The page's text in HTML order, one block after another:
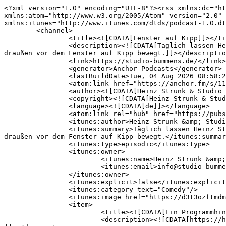
<?xml version="1.0" encoding="UTF-8"?><rss xmlns:dc="http://purl.org/dc/elements/1.1/" xmlns:content="http://purl.org/rss/1.0/modules/content/" xmlns:atom="http://www.w3.org/2005/Atom" version="2.0" xmlns:anchor="https://anchor.fm/xmlns" xmlns:podcast="https://podcastindex.org/namespace/1.0" xmlns:itunes="http://www.itunes.com/dtds/podcast-1.0.dtd" xmlns:psc="http://podlove.org/simple-chapters">
	<channel>
		<title><![CDATA[Fenster auf Kipp]]></title>
		<description><![CDATA[Täglich lassen Heinz Strunk und Heinzer uns teilhaben an ihren Gedanken zum Leben, der Arbeit und allem, was sie an der Welt da draußen vor dem Fenster auf Kipp bewegt.]]></description>
		<link>https://studio-bummens.de/</link>
		<generator>Anchor Podcasts</generator>
		<lastBuildDate>Tue, 04 Aug 2026 08:58:24 GMT</lastBuildDate>
		<atom:link href="https://anchor.fm/s/115323758/podcast/rss" rel="self" type="application/rss+xml"/>
		<author><![CDATA[Heinz Strunk & Studio Bummens]]></author>
		<copyright><![CDATA[Heinz Strunk & Studio Bummens]]></copyright>
		<language><![CDATA[de]]></language>
		<atom:link rel="hub" href="https://pubsubhubbub.appspot.com/"/>
		<itunes:author>Heinz Strunk &amp; Studio Bummens</itunes:author>
		<itunes:summary>Täglich lassen Heinz Strunk und Heinzer uns teilhaben an ihren Gedanken zum Leben, der Arbeit und allem, was sie an der Welt da draußen vor dem Fenster auf Kipp bewegt.</itunes:summary>
		<itunes:type>episodic</itunes:type>
		<itunes:owner>
			<itunes:name>Heinz Strunk &amp; Studio Bummens</itunes:name>
			<itunes:email>info@studio-bummens.de</itunes:email>
		</itunes:owner>
		<itunes:explicit>false</itunes:explicit>
		<itunes:category text="Comedy"/>
		<itunes:image href="https://d3t3ozftmdmh3i.cloudfront.net/staging/podcast_uploaded_nologo/46405798/df56a631e8d4f11a.jpg"/>
		<item>
			<title><![CDATA[Ein Programmhinweis von Heinz Strunk]]></title>
			<description><![CDATA[https://heinzstrunk.de/#tourdates
]]></description>
			<link>https://podcasters.spotify.com/pod/show/mb-bummens2/episodes/Ein-Programmhinweis-von-Heinz-Strunk-e3md948</link>
			<guid isPermaLink="false">add10b1ce0f140affa283e8989b2b643</guid>
			<dc:creator><![CDATA[Heinz Strunk & Studio Bummens]]></dc:creator>
			<pubDate>Thu, 24 Feb 2022 09:58:34 GMT</pubDate>
			<enclosure url="https://anchor.fm/s/115323758/podcast/play/123167304/https%3A%2F%2Fd3ctxlq1ktw2nl.cloudfront.net%2Fstaging%2F2026-6-22%2F428408868-44100-2-0db4895837e88fc9.mp3" length="5324124" type="audio/mpeg"/>
			<itunes:summary>https://heinzstrunk.de/#tourdates
</itunes:summary>
			<itunes:explicit>false</itunes:explicit>
			<itunes:duration>00:05:34</itunes:duration>
			<itunes:image href="https://d3t3ozftmdmh3i.cloudfront.net/staging/podcast_uploaded_episode/46405798/9504d334389f8376.jpg"/>
		</item>
		<item>
			<title><![CDATA[Der letzte Tanz]]></title>
			<description><![CDATA[Fenster auf Kipp sagt Tschüss. Es ist aus. Aus und vorbei. Heinz und Heinzer verabschieden sich und könnten trauriger nicht sein. Dose ist abgesprungen und ohne Dose kein Podcast. Fenster auf Kipp wird für immer in unseren Herzen bleiben. Auf bald! Euer Heinz, euer Heinzer.
]]></description>
			<link>https://podcasters.spotify.com/pod/show/mb-bummens2/episodes/Der-letzte-Tanz-e3md96u</link>
			<guid isPermaLink="false">b06a7ba159e4bd823f37a27ef0c5ccec</guid>
			<dc:creator><![CDATA[Heinz Strunk & Studio Bummens]]></dc:creator>
			<pubDate>Thu, 21 Oct 2021 22:05:00 GMT</pubDate>
			<enclosure url="https://anchor.fm/s/115323758/podcast/play/123167390/https%3A%2F%2Fd3ctxlq1ktw2nl.cloudfront.net%2Fstaging%2F2026-6-22%2F428408943-44100-2-4ad02a5cdabd3e22.mp3" length="11917068" type="audio/mpeg"/>
			<itunes:summary>Fenster auf Kipp sagt